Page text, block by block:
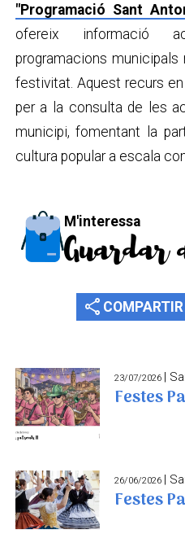
"Programació Sant
ofereix informació
programacions
festivitat. Aquest recurs
per a la consulta de les
municipi, fomentant la
cultura popular a escala
M'interessa
Guardar
share COMPARTIR
23/07/2026 |
Festes
26/06/2026 |
Festes